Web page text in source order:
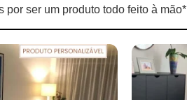
ser um produto todo feito à mão*